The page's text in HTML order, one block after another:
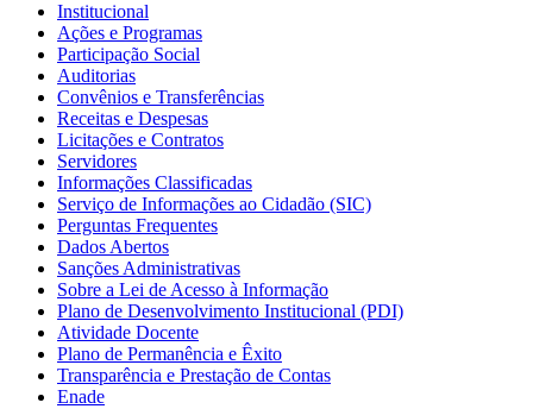
Institucional
Ações e Programas
Participação Social
Auditorias
Convênios e Transferências
Receitas e Despesas
Licitações e Contratos
Servidores
Informações Classificadas
Serviço de Informações ao Cidadão (SIC)
Perguntas Frequentes
Dados Abertos
Sanções Administrativas
Sobre a Lei de Acesso à Informação
Plano de Desenvolvimento Institucional (PDI)
Atividade Docente
Plano de Permanência e Êxito
Transparência e Prestação de Contas
Enade